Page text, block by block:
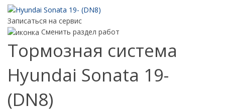
Записаться на сервис
Сменить раздел работ
Тормозная система
Hyundai Sonata 19-
(DN8)